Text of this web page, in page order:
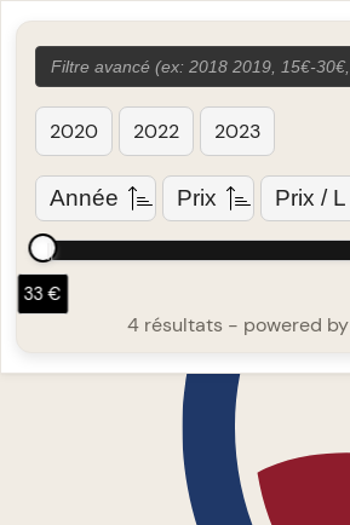
4 résultats - powered by
2020 2022 2023
33 €
Année Prix Prix / L